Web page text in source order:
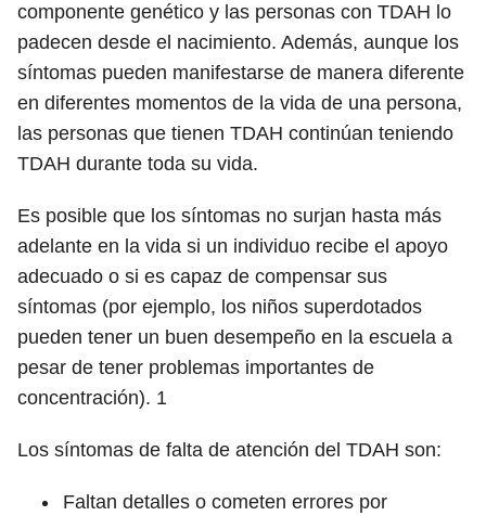
componente genético y las personas con TDAH lo
padecen desde el nacimiento. Además, aunque los
síntomas pueden manifestarse de manera diferente
en diferentes momentos de la vida de una persona,
las personas que tienen TDAH continúan teniendo
TDAH durante toda su vida.
Es posible que los síntomas no surjan hasta más
adelante en la vida si un individuo recibe el apoyo
adecuado o si es capaz de compensar sus
síntomas (por ejemplo, los niños superdotados
pueden tener un buen desempeño en la escuela a
pesar de tener problemas importantes de
concentración). 1
Los síntomas de falta de atención del TDAH son:
Faltan detalles o cometen errores por